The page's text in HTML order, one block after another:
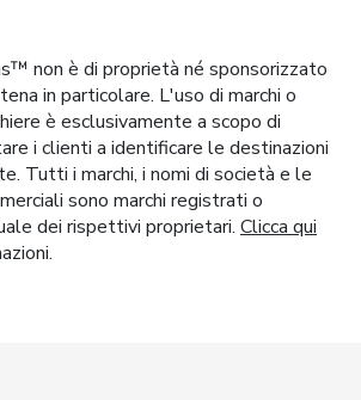
non è di proprietà né sponsorizzato
in particolare. L'uso di marchi o
è esclusivamente a scopo di
i clienti a identificare le destinazioni
Tutti i marchi, i nomi di società e le
sono marchi registrati o
dei rispettivi proprietari. Clicca qui